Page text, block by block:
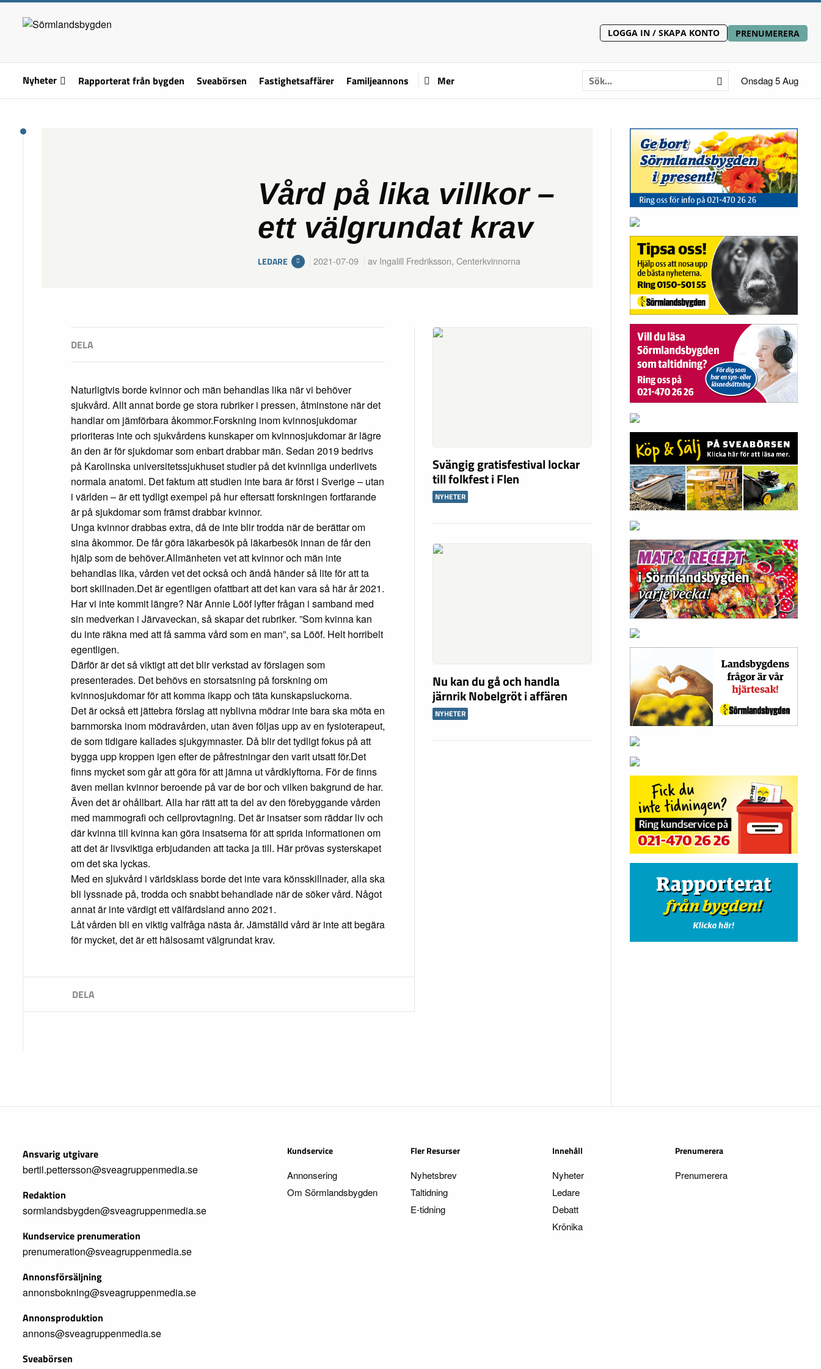
LOGGA IN / SKAPA KONTO PRENUMERERA
Nyheter Rapporterat från bygden Sveabörsen Fastighetsaffärer Familjeannons Mer Onsdag 5 Aug
Vård på lika villkor –
ett välgrundat krav
LEDARE 2021-07-09 av Ingalill Fredriksson, Centerkvinnorna
Naturligtvis borde kvinnor och män behandlas lika när vi behöver
sjukvård. Allt annat borde ge stora rubriker i pressen, åtminstone när det
handlar om jämförbara åkommor.Forskning inom kvinnosjukdomar
prioriteras inte och sjukvårdens kunskaper om kvinnosjukdomar är lägre
än den är för sjukdomar som enbart drabbar män. Sedan 2019 bedrivs
på Karolinska universitetssjukhuset studier på det kvinnliga underlivets
normala anatomi. Det faktum att studien inte bara är först i Sverige – utan
i världen – är ett tydligt exempel på hur eftersatt forskningen fortfarande
är på sjukdomar som främst drabbar kvinnor.
Unga kvinnor drabbas extra, då de inte blir trodda när de berättar om
sina åkommor. De får göra läkarbesök på läkarbesök innan de får den
hjälp som de behöver.Allmänheten vet att kvinnor och män inte
behandlas lika, vården vet det också och ändå händer så lite för att ta
bort skillnaden.Det är egentligen ofattbart att det kan vara så här år 2021.
Har vi inte kommit längre? När Annie Lööf lyfter frågan i samband med
sin medverkan i Järvaveckan, så skapar det rubriker. ”Som kvinna kan
du inte räkna med att få samma vård som en man”, sa Lööf. Helt horribelt
egentligen.
Därför är det så viktigt att det blir verkstad av förslagen som
presenterades. Det behövs en storsatsning på forskning om
kvinnosjukdomar för att komma ikapp och täta kunskapsluckorna.
Det är också ett jättebra förslag att nyblivna mödrar inte bara ska möta en
barnmorska inom mödravården, utan även följas upp av en fysioterapeut,
de som tidigare kallades sjukgymnaster. Då blir det tydligt fokus på att
bygga upp kroppen igen efter de påfrestningar den varit utsatt för.Det
finns mycket som går att göra för att jämna ut vårdklyftorna. För de finns
även mellan kvinnor beroende på var de bor och vilken bakgrund de har.
Även det är ohållbart. Alla har rätt att ta del av den förebyggande vården
med mammografi och cellprovtagning. Det är insatser som räddar liv och
där kvinna till kvinna kan göra insatserna för att sprida informationen om
att det är livsviktiga erbjudanden att tacka ja till. Här prövas systerskapet
om det ska lyckas.
Med en sjukvård i världsklass borde det inte vara könsskillnader, alla ska
bli lyssnade på, trodda och snabbt behandlade när de söker vård. Något
annat är inte värdigt ett välfärdsland anno 2021.
Låt vården bli en viktig valfråga nästa år. Jämställd vård är inte att begära
för mycket, det är ett hälsosamt välgrundat krav.
Svängig gratisfestival lockar
till folkfest i Flen
NYHETER
Nu kan du gå och handla
järnrik Nobelgröt i affären
NYHETER
Ansvarig utgivare
bertil.pettersson@sveagruppenmedia.se
Redaktion
sormlandsbygden@sveagruppenmedia.se
Kundservice prenumeration
prenumeration@sveagruppenmedia.se
Annonsförsäljning
annonsbokning@sveagruppenmedia.se
Annonsproduktion
annons@sveagruppenmedia.se
Sveabörsen
Kundservice
Annonsering
Om Sörmlandsbygden
Fler Resurser
Nyhetsbrev
Taltidning
E-tidning
Innehåll
Nyheter
Ledare
Debatt
Krönika
Prenumerera
Prenumerera